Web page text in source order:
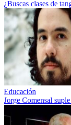
¿Buscas clases de
Educación
Jorge Comensal